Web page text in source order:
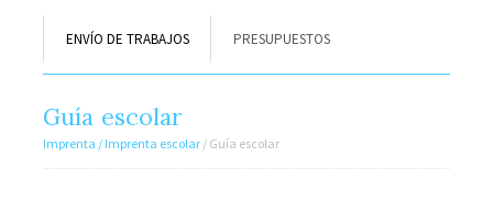
ENVÍO DE TRABAJOS PRESUPUESTOS
Guía escolar
Imprenta / Imprenta escolar / Guía escolar